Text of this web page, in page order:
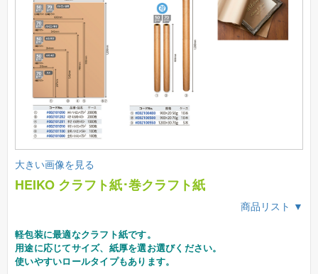
大きい画像を見る
HEIKO クラフト紙･巻クラフト紙
商品リスト ▼
軽包装に最適なクラフト紙です。
用途に応じてサイズ、紙厚を選お選びください。
使いやすいロールタイプもあります。